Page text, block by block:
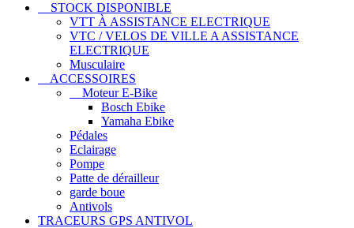
STOCK DISPONIBLE
VTT À ASSISTANCE ELECTRIQUE
VTC / VELOS DE VILLE A ASSISTANCE
ELECTRIQUE
Musculaire
ACCESSOIRES
Moteur E-Bike
Bosch Ebike
Yamaha Ebike
Pédales
Eclairage
Pompe
Patte de dérailleur
garde boue
Antivols
TRACEURS GPS ANTIVOL